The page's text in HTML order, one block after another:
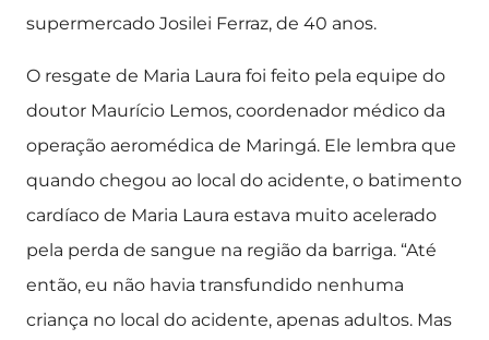
supermercado Josilei Ferraz, de 40 anos.
O resgate de Maria Laura foi feito pela equipe do
doutor Maurício Lemos, coordenador médico da
operação aeromédica de Maringá. Ele lembra que
quando chegou ao local do acidente, o batimento
cardíaco de Maria Laura estava muito acelerado
pela perda de sangue na região da barriga. “Até
então, eu não havia transfundido nenhuma
criança no local do acidente, apenas adultos. Mas